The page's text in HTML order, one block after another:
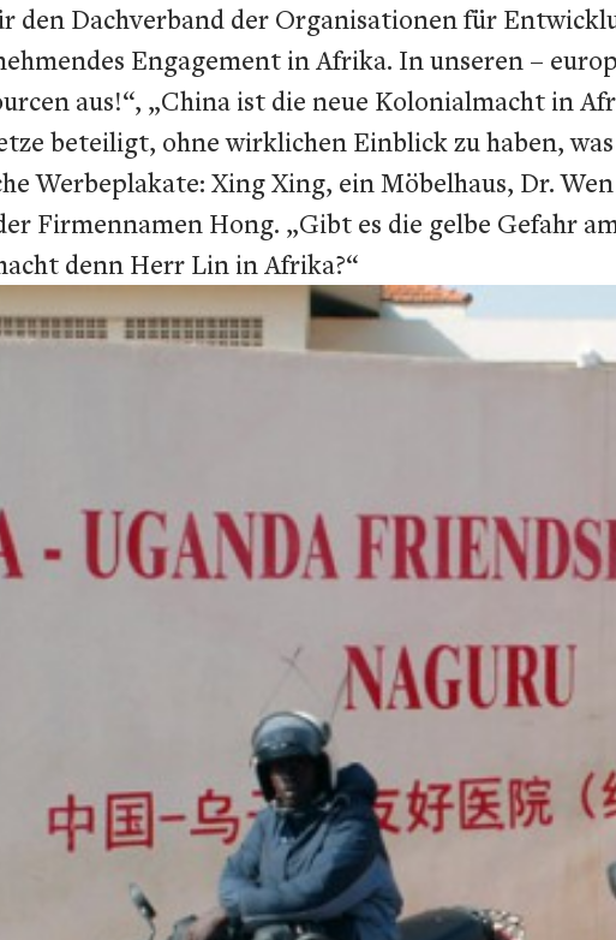
den Dachverband der Organisationen für
Engagement in Afrika. In unseren –
aus!“, „China ist die neue Kolonialmacht in
beteiligt, ohne wirklichen Einblick zu haben,
Werbeplakate: Xing Xing, ein Möbelhaus, Dr.
Firmennamen Hong. „Gibt es die gelbe Gefahr
denn Herr Lin in Afrika?“